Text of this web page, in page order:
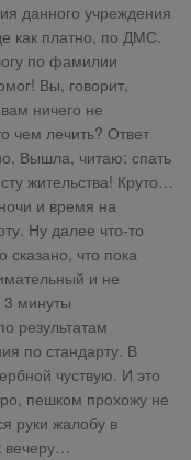
данного учреждения
как платно, по ДМС.
по фамилии
Вы, говорит,
ничего не
чем лечить? Ответ
Вышла, читаю: спать
жительства! Круто…
и время на
Ну далее что-то
что пока
и не
3 минуты
результатам
по стандарту. В
чуствую. И это
пешком прохожу не
руки жалобу в
вечеру…